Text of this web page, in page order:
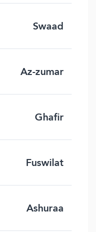
Swaad
Az-zumar
Ghafir
Fuswilat
Ashuraa